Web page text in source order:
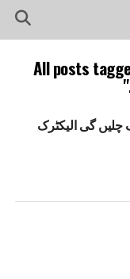
All posts
چلیں گی الیکٹرک